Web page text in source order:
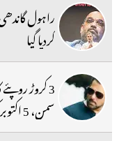
راہول
کردیا گیا
3 کروڑ
سمن، 5 اکتوبر کو عدالت میں پیش ہونے کا حکم